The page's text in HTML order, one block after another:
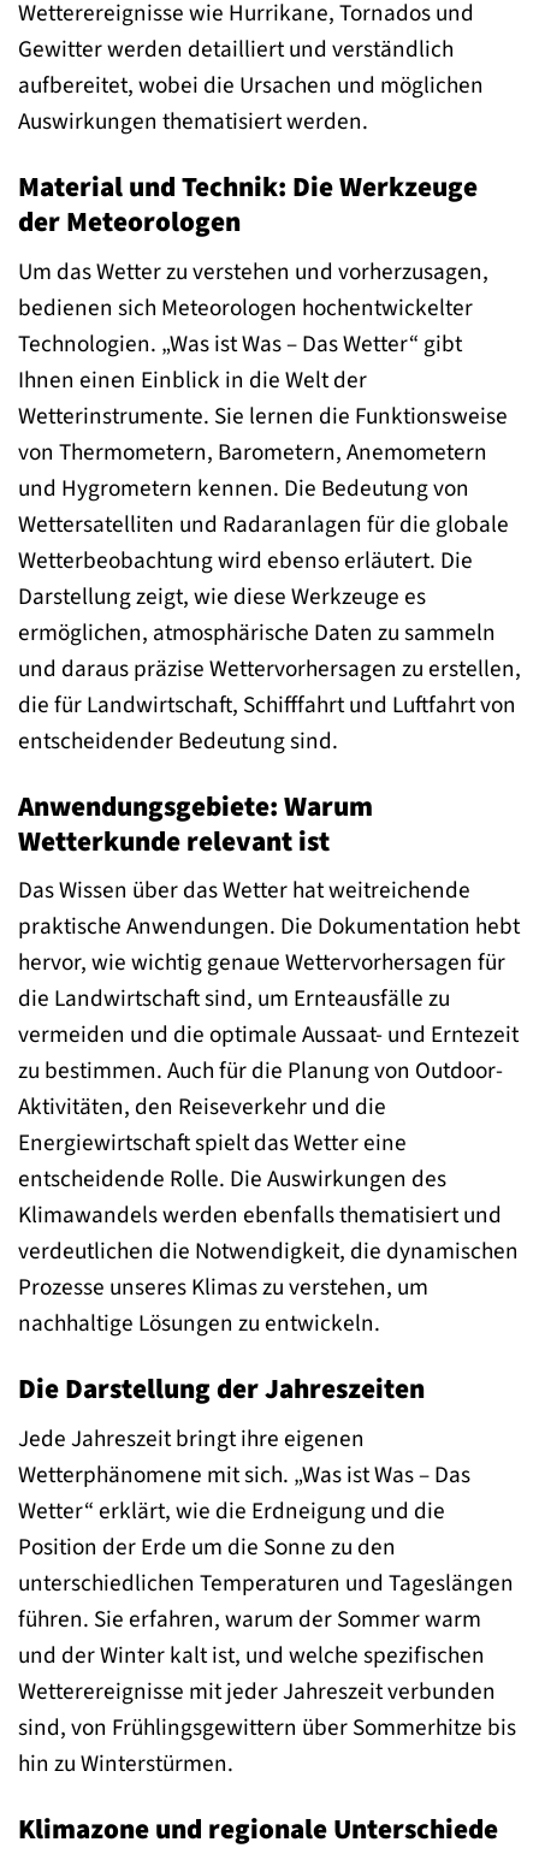
Wetterereignisse wie Hurrikane, Tornados und
Gewitter werden detailliert und verständlich
aufbereitet, wobei die Ursachen und möglichen
Auswirkungen thematisiert werden.
Material und Technik: Die Werkzeuge
der Meteorologen
Um das Wetter zu verstehen und vorherzusagen,
bedienen sich Meteorologen hochentwickelter
Technologien. „Was ist Was – Das Wetter“ gibt
Ihnen einen Einblick in die Welt der
Wetterinstrumente. Sie lernen die Funktionsweise
von Thermometern, Barometern, Anemometern
und Hygrometern kennen. Die Bedeutung von
Wettersatelliten und Radaranlagen für die globale
Wetterbeobachtung wird ebenso erläutert. Die
Darstellung zeigt, wie diese Werkzeuge es
ermöglichen, atmosphärische Daten zu sammeln
und daraus präzise Wettervorhersagen zu erstellen,
die für Landwirtschaft, Schifffahrt und Luftfahrt von
entscheidender Bedeutung sind.
Anwendungsgebiete: Warum
Wetterkunde relevant ist
Das Wissen über das Wetter hat weitreichende
praktische Anwendungen. Die Dokumentation hebt
hervor, wie wichtig genaue Wettervorhersagen für
die Landwirtschaft sind, um Ernteausfälle zu
vermeiden und die optimale Aussaat- und Erntezeit
zu bestimmen. Auch für die Planung von Outdoor-
Aktivitäten, den Reiseverkehr und die
Energiewirtschaft spielt das Wetter eine
entscheidende Rolle. Die Auswirkungen des
Klimawandels werden ebenfalls thematisiert und
verdeutlichen die Notwendigkeit, die dynamischen
Prozesse unseres Klimas zu verstehen, um
nachhaltige Lösungen zu entwickeln.
Die Darstellung der Jahreszeiten
Jede Jahreszeit bringt ihre eigenen
Wetterphänomene mit sich. „Was ist Was – Das
Wetter“ erklärt, wie die Erdneigung und die
Position der Erde um die Sonne zu den
unterschiedlichen Temperaturen und Tageslängen
führen. Sie erfahren, warum der Sommer warm
und der Winter kalt ist, und welche spezifischen
Wetterereignisse mit jeder Jahreszeit verbunden
sind, von Frühlingsgewittern über Sommerhitze bis
hin zu Winterstürmen.
Klimazone und regionale Unterschiede